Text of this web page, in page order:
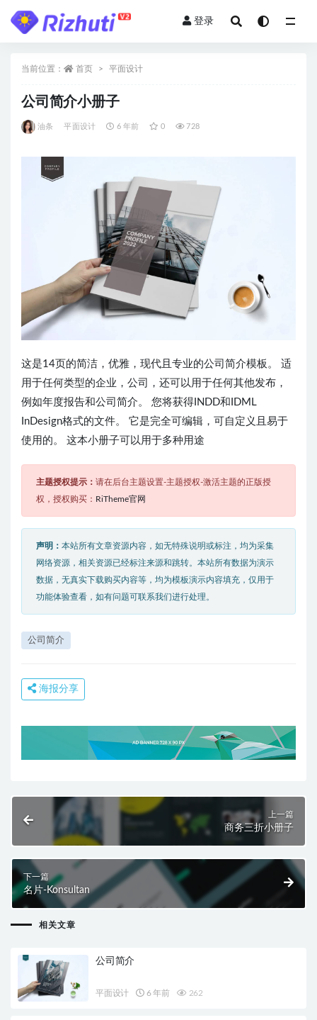
登录
当前位置： 首页 平面设计
公司简介小册子
油条 平面设计 6 年前 0 728
这是14页的简洁，优雅，现代且专业的公司简介模板。 适
用于任何类型的企业，公司，还可以用于任何其他发布，
例如年度报告和公司简介。 您将获得INDD和IDML
InDesign格式的文件。 它是完全可编辑，可自定义且易于
使用的。 这本小册子可以用于多种用途
主题授权提示： 请在后台主题设置-主题授权-激活主题的正版授
权，授权购买： RiTheme官网
声明： 本站所有文章资源内容，如无特殊说明或标注，均为采集
网络资源，相关资源已经标注来源和跳转。本站所有数据为演示
数据，无真实下载购买内容等，均为模板演示内容填充，仅用于
功能体验查看，如有问题可联系我们进行处理。
公司简介
海报分享
上一篇
商务三折小册子
下一篇
名片-Konsultan
相关文章
公司简介
平面设计 6 年前 262